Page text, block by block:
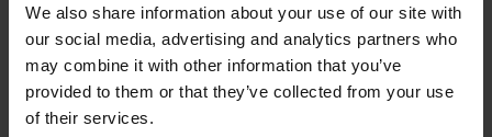
We also share information about your use of our site with
our social media, advertising and analytics partners who
may combine it with other information that you’ve
provided to them or that they’ve collected from your use
of their services.
Handling equipment
Veelgestelde vragen